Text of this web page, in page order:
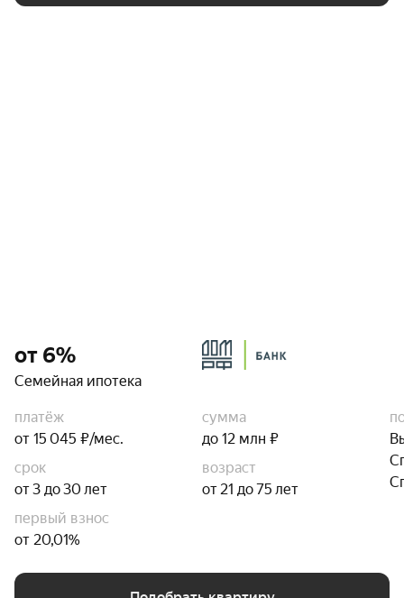
от 6%
Семейная ипотека
платёж
от 15 045 ₽/мес.
сумма
до 12 млн ₽
срок
от 3 до 30 лет
возраст
от 21 до 75 лет
первый взнос
от 20,01%